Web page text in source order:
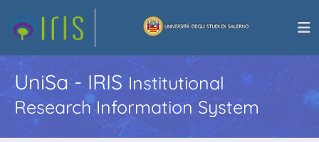
UniSa - IRISInstitutional
Research Information System